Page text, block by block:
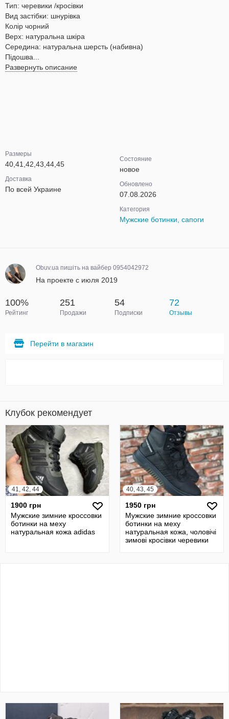
Тип: черевики /кросівки
Вид застібки: шнурівка
Колір чорний
Верх: натуральна шкіра
Середина: натуральна шерсть (набивна)
Підошва...
Развернуть описание
Размеры
40,41,42,43,44,45
Доставка
По всей Украине
Состояние
новое
Обновлено
07.08.2026
Категория
Мужские ботинки, сапоги
Obuv.ua пишіть на вайбер 0954042972
На проекте с июля 2019
100%
Рейтинг
251
Продажи
54
Подписки
72
Отзывы
Перейти в магазин
Клубок рекомендует
41, 42, 44
1900 грн
Мужские зимние кроссовки
ботинки на меху
натуральная кожа adidas
40, 43, 45
1950 грн
Мужские зимние кроссовки
ботинки на меху
натуральная кожа, чоловічі
зимові кросівки черевики